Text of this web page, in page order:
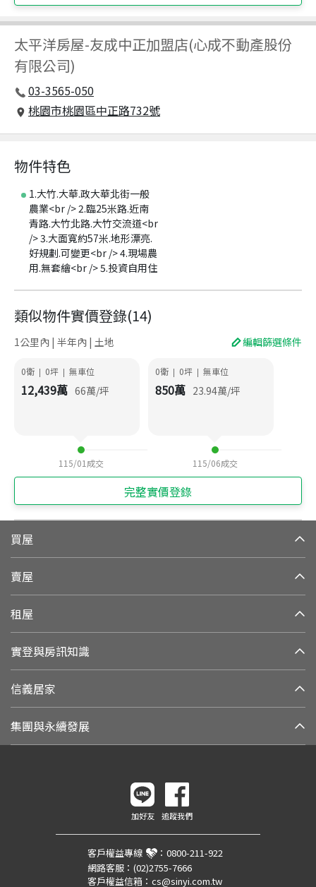
太平洋房屋-友成中正加盟店(心成不動產股份
有限公司)
03-3565-050
桃園市桃園區中正路732號
物件特色
1.大竹.大華.政大華北街一般
農業<br /> 2.臨25米路.近南
青路.大竹北路.大竹交流道<br
/> 3.大面寬約57米.地形漂亮.
好規劃.可變更<br /> 4.現場農
用.無套繪<br /> 5.投資自用住
類似物件實價登錄(14)
1公里內 | 半年內 | 土地 編輯篩選條件
0衛 | 0坪 | 無車位
12,439萬 66萬/坪
115/01 成交
0衛 | 0坪 | 無車位
850萬 23.94萬/坪
115/06成交
完整實價登錄
買屋
賣屋
租屋
實登與房訊知識
信義居家
集團與永續發展
加好友 追蹤我們
客戶權益專線 ： 0800-211-922
網路客服： (02)2755-7666
客戶權益信箱： cs@sinyi.com.tw